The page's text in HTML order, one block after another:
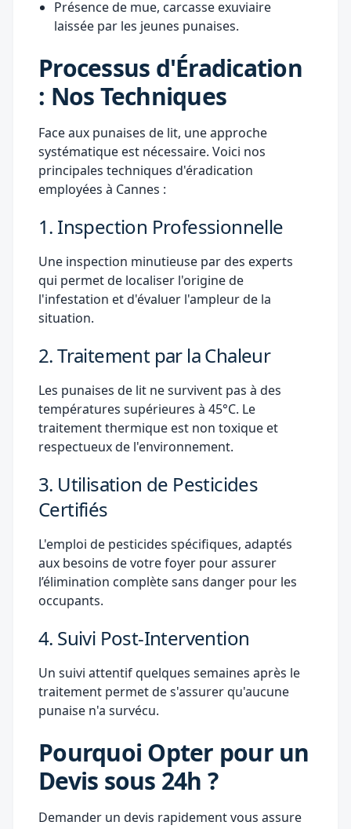
Présence de mue, carcasse exuviaire
laissée par les jeunes punaises.
Processus d'Éradication
: Nos Techniques
Face aux punaises de lit, une approche
systématique est nécessaire. Voici nos
principales techniques d'éradication
employées à Cannes :
1. Inspection Professionnelle
Une inspection minutieuse par des experts
qui permet de localiser l'origine de
l'infestation et d'évaluer l'ampleur de la
situation.
2. Traitement par la Chaleur
Les punaises de lit ne survivent pas à des
températures supérieures à 45°C. Le
traitement thermique est non toxique et
respectueux de l'environnement.
3. Utilisation de Pesticides
Certifiés
L'emploi de pesticides spécifiques, adaptés
aux besoins de votre foyer pour assurer
l’élimination complète sans danger pour les
occupants.
4. Suivi Post-Intervention
Un suivi attentif quelques semaines après le
traitement permet de s'assurer qu'aucune
punaise n'a survécu.
Pourquoi Opter pour un
Devis sous 24h ?
Demander un devis rapidement vous assure